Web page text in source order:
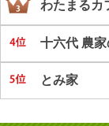
わたまるカ
十六代 農
とみ家